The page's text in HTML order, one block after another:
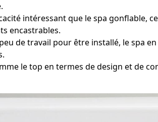
intéressant que le spa gonflable,
encastrables.
de travail pour être installé, le spa
le top en termes de design et de